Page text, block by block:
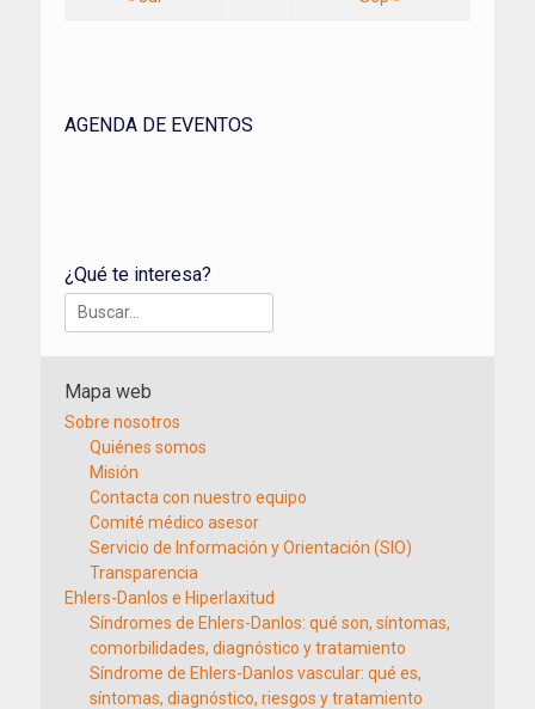
AGENDA DE EVENTOS
¿Qué te interesa?
Buscar:
Mapa web
Sobre nosotros
Quiénes somos
Misión
Contacta con nuestro equipo
Comité médico asesor
Servicio de Información y Orientación (SIO)
Transparencia
Ehlers-Danlos e Hiperlaxitud
Síndromes de Ehlers-Danlos: qué son, síntomas,
comorbilidades, diagnóstico y tratamiento
Síndrome de Ehlers-Danlos vascular: qué es,
síntomas, diagnóstico, riesgos y tratamiento